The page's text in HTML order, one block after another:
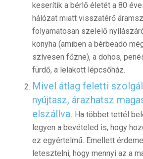
keserítik a bérlő életét a 80
hálózat miatt visszatérő
folyamatosan szelelő
konyha (amiben a bérbeadó
szívesen főzne), a dohos,
fürdő, a lelakott lépcsőház.
Mivel átlag feletti
nyújtasz, árazhatsz
elszállva. Ha többet tettél
legyen a bevételed is, hogy
ez egyértelmű. Emellett
letesztelni, hogy mennyi az a